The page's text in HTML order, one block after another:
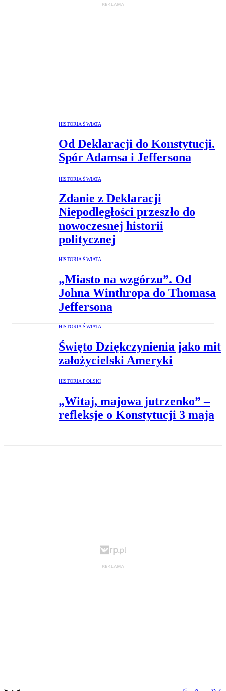
HISTORIA ŚWIATA
Od Deklaracji do Konstytucji.
Spór Adamsa i Jeffersona
HISTORIA ŚWIATA
Zdanie z Deklaracji
Niepodległości przeszło do
nowoczesnej historii
politycznej
HISTORIA ŚWIATA
„Miasto na wzgórzu”. Od
Johna Winthropa do Thomasa
Jeffersona
HISTORIA ŚWIATA
Święto Dziękczynienia jako mit
założycielski Ameryki
HISTORIA POLSKI
„Witaj, majowa jutrzenko” –
refleksje o Konstytucji 3 maja